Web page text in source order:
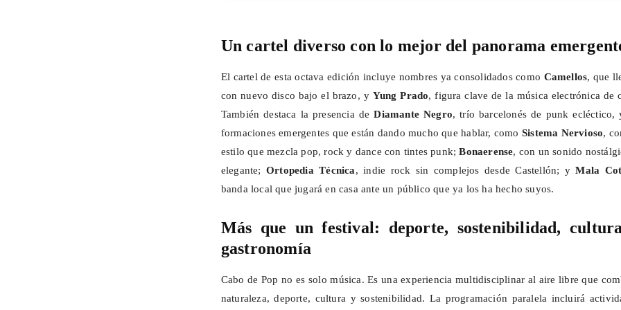
Un cartel diverso con lo mejor del panorama
El cartel de esta octava edición incluye nombres ya consolidados como Camellos, que
con nuevo disco bajo el brazo, y Yung Prado, figura clave de la música electrónica de
También destaca la presencia deDiamante Negro, trío barcelonés de punk ecléctico,
formaciones emergentes que están dando mucho que hablar, como Sistema Nervioso,
estilo que mezcla pop, rock y dance con tintes punk;Bonaerense, con un sonido
elegante; Ortopedia Técnica, indie rock sin complejos desde Castellón; yMala
banda local que jugará en casa ante un público que ya los ha hecho suyos.
Más que un festival: deporte, sostenibilidad,
gastronomía
Cabo de Pop no es solo música. Es una experiencia multidisciplinar al aire libre que
naturaleza, deporte, cultura y sostenibilidad. La programación paralela incluirá